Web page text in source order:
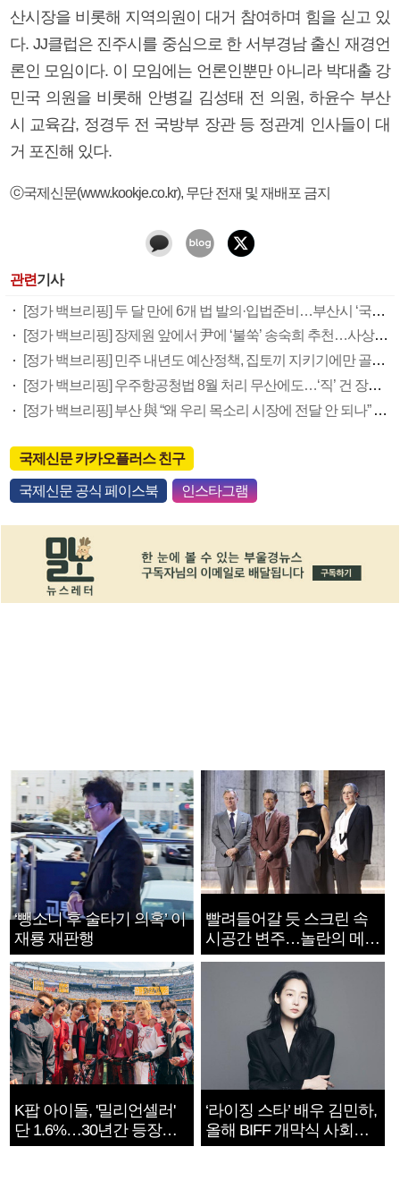
산시장을 비롯해 지역의원이 대거 참여하며 힘을 싣고 있
다. JJ클럽은 진주시를 중심으로 한 서부경남 출신 재경언
론인 모임이다. 이 모임에는 언론인뿐만 아니라 박대출 강
민국 의원을 비롯해 안병길 김성태 전 의원, 하윤수 부산
시 교육감, 정경두 전 국방부 장관 등 정관계 인사들이 대
거 포진해 있다.
ⓒ국제신문(www.kookje.co.kr), 무단 전재 및 재배포 금지
관련기사
[정가 백브리핑] 두 달 만에 6개 법 발의·입법준비…부산시 ‘국회입법 협력서비스’ 호응
[정가 백브리핑] 장제원 앞에서 尹에 ‘불쑥’ 송숙희 추천…사상구 미묘한 파장
[정가 백브리핑] 민주 내년도 예산정책, 집토끼 지키기에만 골몰?
[정가 백브리핑] 우주항공청법 8월 처리 무산에도…‘직’ 건 장제원 명분·실리 다 챙겼다
[정가 백브리핑] 부산 與 “왜 우리 목소리 시장에 전달 안 되나” 부글부글
국제신문 카카오플러스 친구
국제신문 공식 페이스북 인스타그램
‘뺑소니 후 술타기 의혹’ 이
재룡 재판행
빨려들어갈 듯 스크린 속
시공간 변주…놀란의 메시
지는 ‘전쟁 속죄’
K팝 아이돌, '밀리언셀러'
단 1.6%…30년간 등장
1182개팀 전수조사
‘라이징 스타’ 배우 김민하,
올해 BIFF 개막식 사회자
확정